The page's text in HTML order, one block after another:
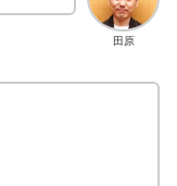
田原